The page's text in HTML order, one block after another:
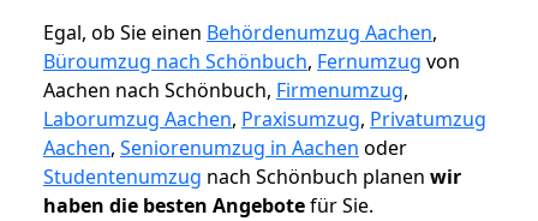
Egal, ob Sie einen Behördenumzug Aachen,
Büroumzug nach Schönbuch, Fernumzug von
Aachen nach Schönbuch, Firmenumzug,
Laborumzug Aachen, Praxisumzug, Privatumzug
Aachen, Seniorenumzug in Aachen oder
Studentenumzug nach Schönbuch planen wir
haben die besten Angebotefür Sie.